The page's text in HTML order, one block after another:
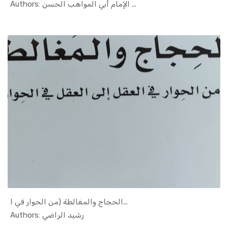
Authors: الإمام أبي المواهب الحسن ... In Islamic...
الحجاج والمغالطة (من الحوار في ا...
Authors: رشيد الراضي